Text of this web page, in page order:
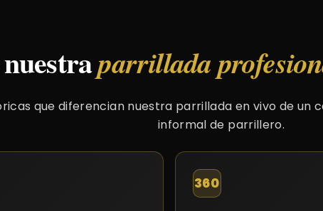
nuestraparrillada
que diferencian nuestra parrillada en vivo de
informal de parrillero.
360